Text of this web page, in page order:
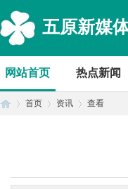
五原新媒
网站首页 热点新闻
首页 资讯 查看